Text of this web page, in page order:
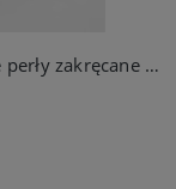
Kolczyki złote wkrętki złote delikatne perły zakręcane ze stali jubilerskiej